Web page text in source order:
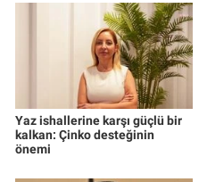
Yaz ishallerine karşı güçlü bir
kalkan: Çinko desteğinin
önemi